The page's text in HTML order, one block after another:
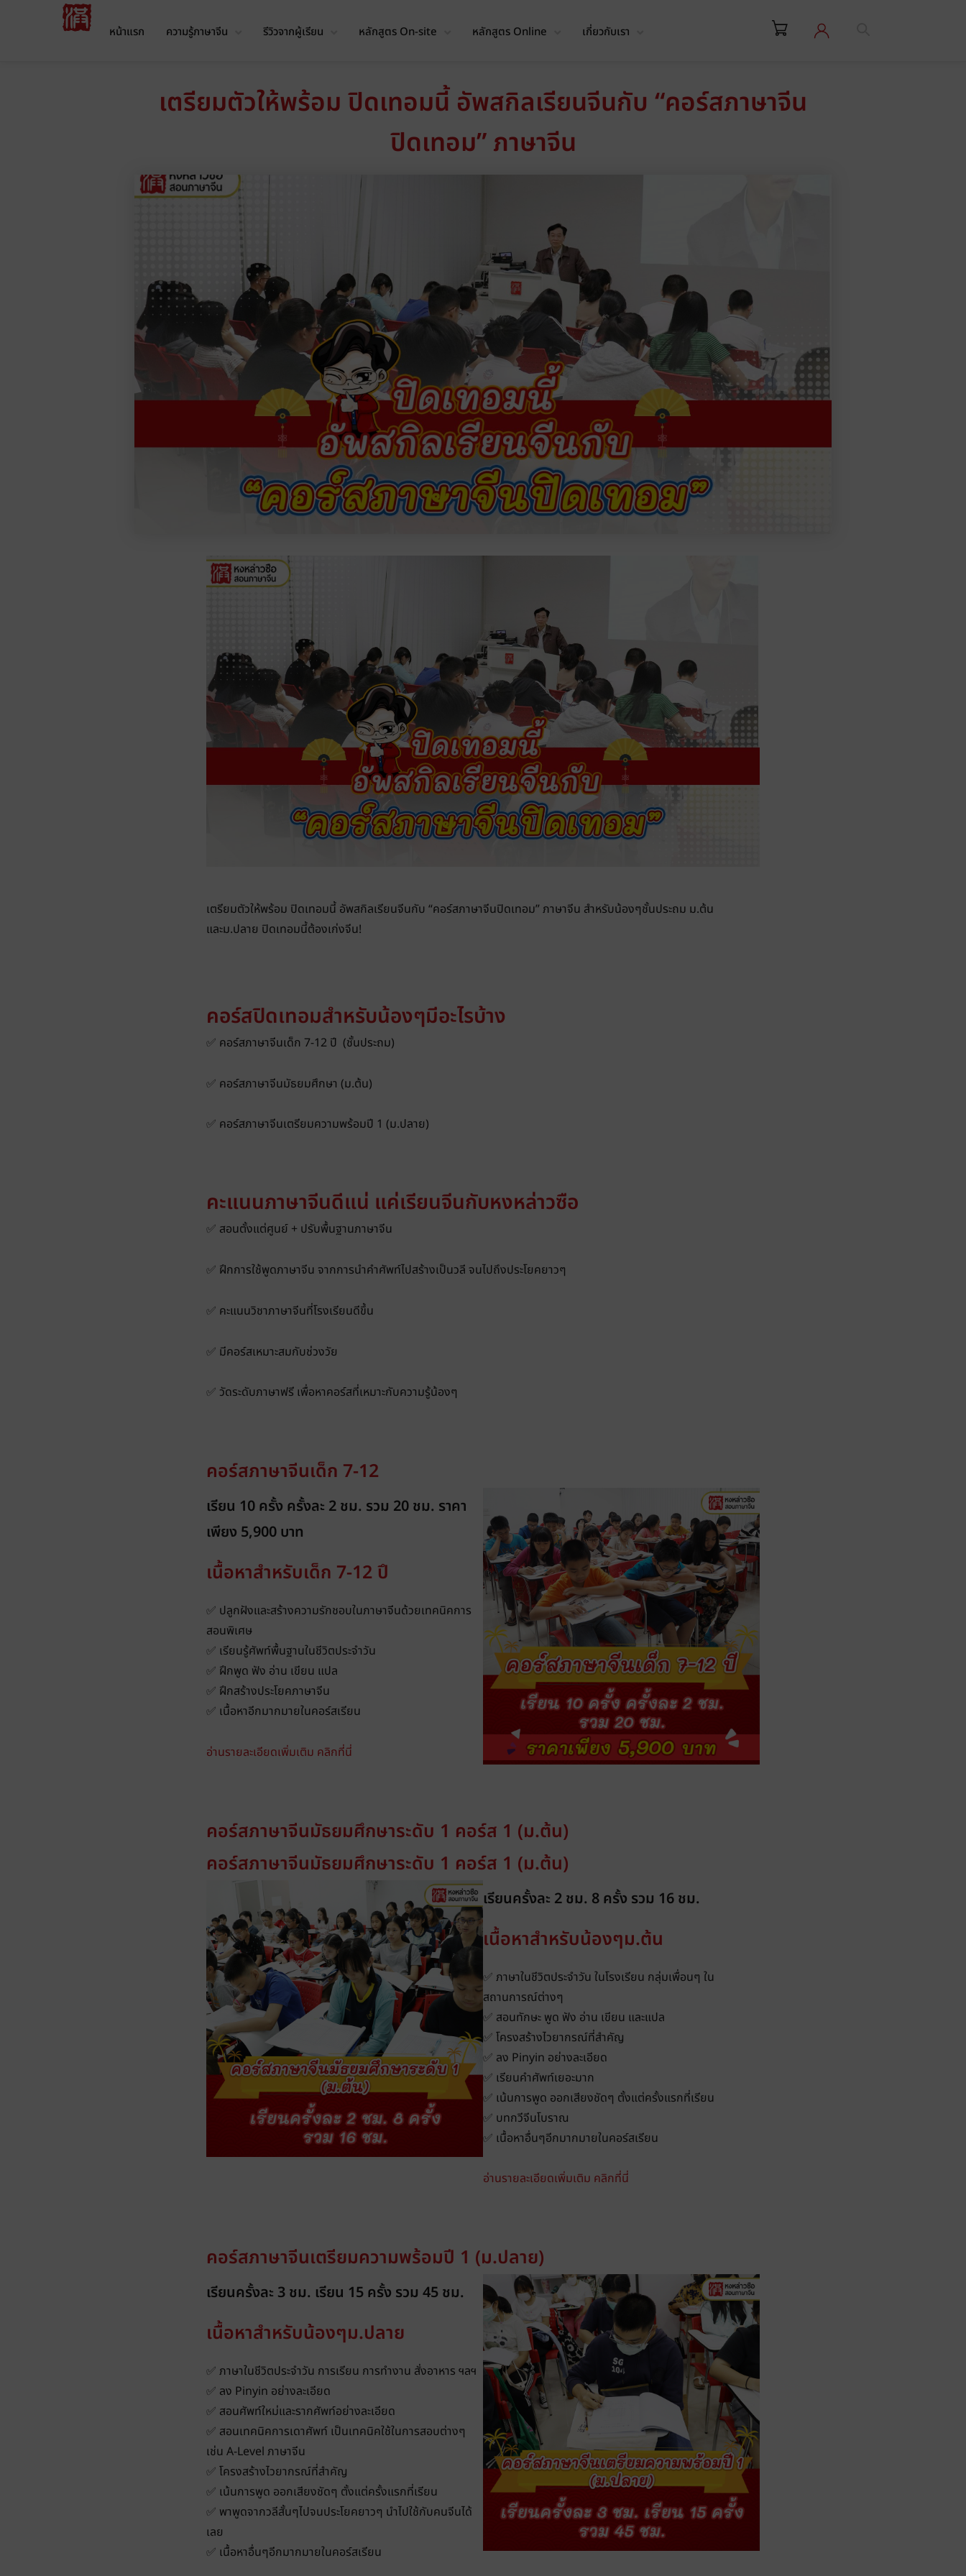
หน้าแรก ความรู้ภาษาจีน รีวิวจากผู้เรียน หลักสูตร On-site หลักสูตร Online เกี่ยวกับเรา
เตรียมตัวให้พร้อม ปิดเทอมนี้ อัพสกิลเรียนจีนกับ “คอร์สภาษาจีน
ปิดเทอม” ภาษาจีน
เตรียมตัวให้พร้อม ปิดเทอมนี้ อัพสกิลเรียนจีนกับ “คอร์สภาษาจีนปิดเทอม” ภาษาจีน สำหรับน้องๆชั้นประถม ม.ต้น
และม.ปลาย ปิดเทอมนี้ต้องเก่งจีน!
คอร์สปิดเทอมสำหรับน้องๆมีอะไรบ้าง
✅ คอร์สภาษาจีนเด็ก 7-12 ปี (ชั้นประถม)
✅ คอร์สภาษาจีนมัธยมศึกษา (ม.ต้น)
✅ คอร์สภาษาจีนเตรียมความพร้อมปี 1 (ม.ปลาย)
คะแนนภาษาจีนดีแน่ แค่เรียนจีนกับหงหล่าวซือ
✅ สอนตั้งแต่ศูนย์ + ปรับพื้นฐานภาษาจีน
✅ ฝึกการใช้พูดภาษาจีน จากการนำคำศัพท์ไปสร้างเป็นวลี จนไปถึงประโยคยาวๆ
✅ คะแนนวิชาภาษาจีนที่โรงเรียนดีขึ้น
✅ มีคอร์สเหมาะสมกับช่วงวัย
✅ วัดระดับภาษาฟรี เพื่อหาคอร์สที่เหมาะกับความรู้น้องๆ
คอร์สภาษาจีนเด็ก 7-12
เรียน 10 ครั้ง ครั้งละ 2 ชม. รวม 20 ชม. ราคา
เพียง 5,900 บาท
เนื้อหาสำหรับเด็ก 7-12 ปึ
✅ ปลูกฝังและสร้างความรักชอบในภาษาจีนด้วยเทคนิคการ
สอนพิเศษ
✅ เรียนรู้ศัพท์พื้นฐานในชีวิตประจำวัน
✅ ฝึกพูด ฟัง อ่าน เขียน แปล
✅ ฝึกสร้างประโยคภาษาจีน
✅ เนื้อหาอีกมากมายในคอร์สเรียน
อ่านรายละเอียดเพิ่มเติม คลิกที่นี่
คอร์สภาษาจีนมัธยมศึกษาระดับ 1 คอร์ส 1 (ม.ต้น)
คอร์สภาษาจีนมัธยมศึกษาระดับ 1 คอร์ส 1 (ม.ต้น)
เรียนครั้งละ 2 ชม. 8 ครั้ง รวม 16 ชม.
เนื้อหาสำหรับน้องๆม.ต้น
✅ ภาษาในชีวิตประจำวัน ในโรงเรียน กลุ่มเพื่อนๆ ใน
สถานการณ์ต่างๆ
✅ สอนทักษะ พูด ฟัง อ่าน เขียน และแปล
✅ โครงสร้างไวยากรณ์ที่สำคัญ
✅ ลง Pinyin อย่างละเอียด
✅ เรียนคำศัพท์เยอะมาก
✅ เน้นการพูด ออกเสียงชัดๆ ตั้งแต่ครั้งแรกที่เรียน
✅ บทกวีจีนโบราณ
✅ เนื้อหาอื่นๆอีกมากมายในคอร์สเรียน
อ่านรายละเอียดเพิ่มเติม คลิกที่นี่
คอร์สภาษาจีนเตรียมความพร้อมปี 1 (ม.ปลาย)
เรียนครั้งละ 3 ชม. เรียน 15 ครั้ง รวม 45 ชม.
เนื้อหาสำหรับน้องๆม.ปลาย
✅ ภาษาในชีวิตประจำวัน การเรียน การทำงาน สั่งอาหาร ฯลฯ
✅ ลง Pinyin อย่างละเอียด
✅ สอนศัพท์ใหม่และรากศัพท์อย่างละเอียด
✅ สอนเทคนิคการเดาศัพท์ เป็นเทคนิคใช้ในการสอบต่างๆ
เช่น A-Level ภาษาจีน
✅ โครงสร้างไวยากรณ์ที่สำคัญ
✅ เน้นการพูด ออกเสียงชัดๆ ตั้งแต่ครั้งแรกที่เรียน
✅ พาพูดจากวลีสั้นๆไปจนประโยคยาวๆ นำไปใช้กับคนจีนได้
เลย
✅ เนื้อหาอื่นๆอีกมากมายในคอร์สเรียน